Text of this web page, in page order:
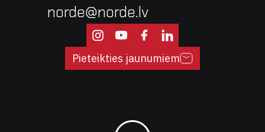
norde@norde.lv
Pieteikties jaunumiem